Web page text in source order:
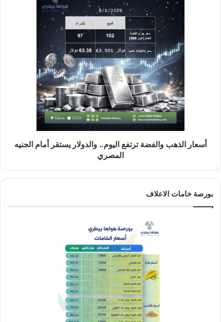
أسعار الذهب والفضة ترتفع اليوم.. والدولار يستقر أمام الجنيه
المصري
بورصة خامات الاعلاف